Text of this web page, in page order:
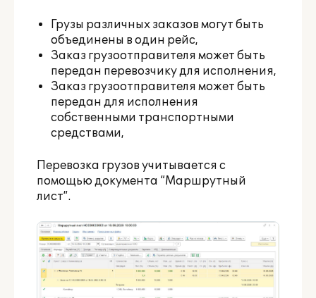
Грузы различных заказов могут быть
объединены в один рейс,
Заказ грузоотправителя может быть
передан перевозчику для исполнения,
Заказ грузоотправителя может быть
передан для исполнения
собственными транспортными
средствами,
Перевозка грузов учитывается с
помощью документа “Маршрутный
лист”.